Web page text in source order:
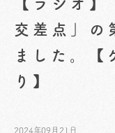
【ラジオ
交差点」の
ました。【
り】
2024年09月21日